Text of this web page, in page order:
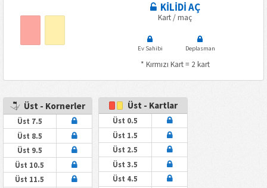
KİLİDİ AÇ
Kart / maç
Ev Sahibi Deplasman
* Kırmızı Kart = 2 kart
Üst - Kornerler
Üst 7.5
Üst 8.5
Üst 9.5
Üst 10.5
Üst 11.5
Üst - Kartlar
Üst 0.5
Üst 1.5
Üst 2.5
Üst 3.5
Üst 4.5